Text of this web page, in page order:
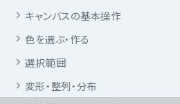
キャンバスの基本操作
色を選ぶ・作る
選択範囲
変形・整列・分布